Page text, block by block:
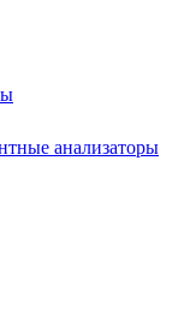
анализаторы